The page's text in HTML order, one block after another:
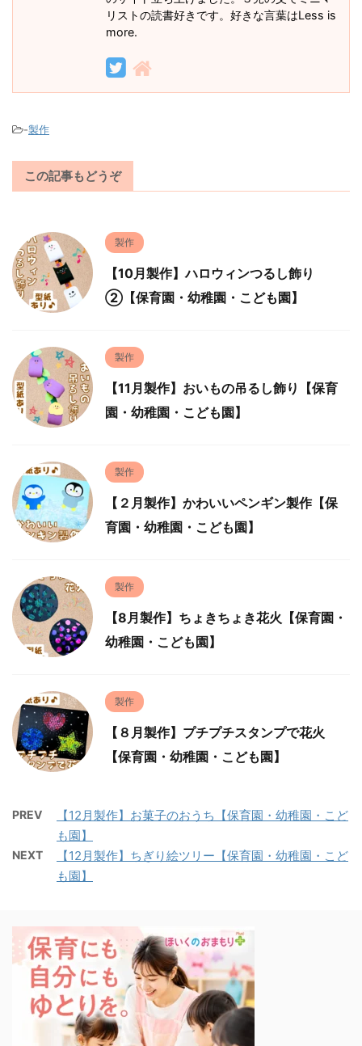
リストの読書好きです。好きな言葉はLess is
more.
-製作
この記事もどうぞ
製作
【10月製作】ハロウィンつるし飾り
②【保育園・幼稚園・こども園】
製作
【11月製作】おいもの吊るし飾り【保育
園・幼稚園・こども園】
製作
【２月製作】かわいいペンギン製作【保
育園・幼稚園・こども園】
製作
【8月製作】ちょきちょき花火【保育園・
幼稚園・こども園】
製作
【８月製作】プチプチスタンプで花火
【保育園・幼稚園・こども園】
PREV
【12月製作】お菓子のおうち【保育園・幼稚園・こど
も園】
NEXT
【12月製作】ちぎり絵ツリー【保育園・幼稚園・こど
も園】